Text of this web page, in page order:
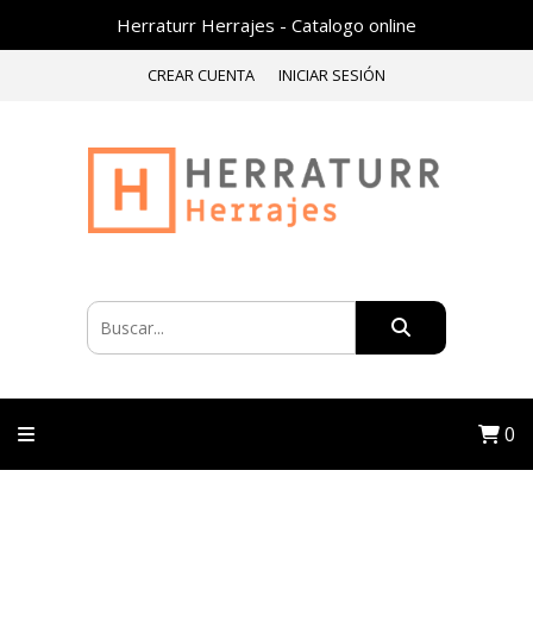
Herraturr Herrajes - Catalogo online
CREAR CUENTA INICIAR SESIÓN
0